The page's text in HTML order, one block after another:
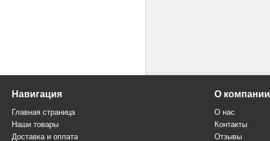
Навигация
Главная страница
Наши товары
Доставка и оплата
О компании
О нас
Контакты
Отзывы